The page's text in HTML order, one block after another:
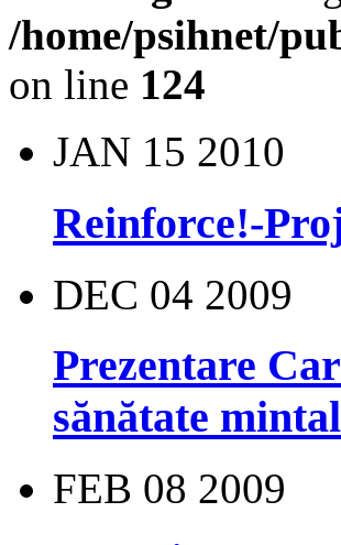
/home/psihnet/
on line 124
JAN 15 2010
Reinforce!-
DEC 04 2009
Prezentare
sănătate
FEB 08 2009